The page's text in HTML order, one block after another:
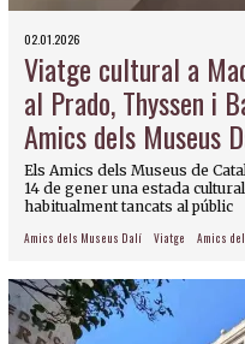
02.01.2026
Viatge cultural a
al Prado, Thyssen i
Amics dels Museus
Els Amics dels Museus de
14 de gener una estada
habitualment tancats al públic
Amics dels Museus Dalí Viatge Amics